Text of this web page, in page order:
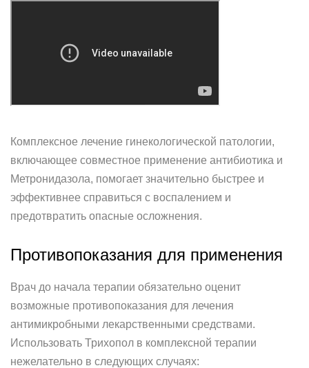
Комплексное лечение гинекологической патологии,
включающее совместное применение антибиотика и
Метронидазола, помогает значительно быстрее и
эффективнее справиться с воспалением и
предотвратить опасные осложнения.
Противопоказания для применения
Врач до начала терапии обязательно оценит
возможные противопоказания для лечения
антимикробными лекарственными средствами.
Использовать Трихопол в комплексной терапии
нежелательно в следующих случаях: